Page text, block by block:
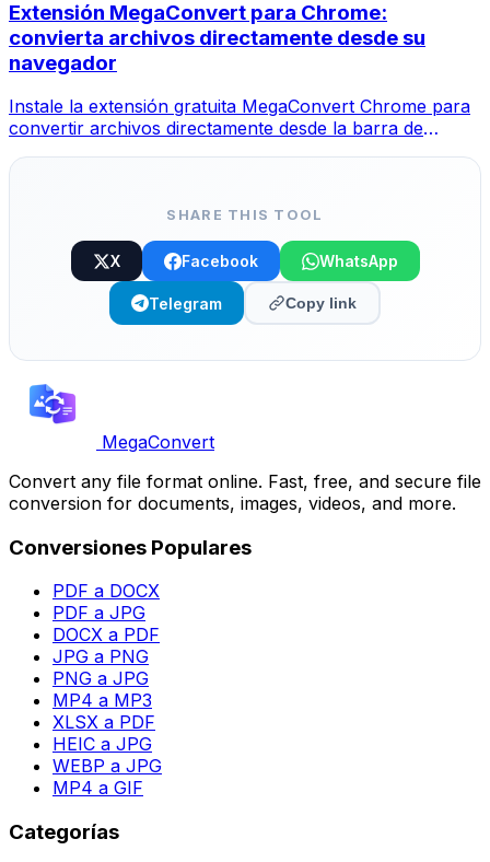
Extensión MegaConvert para Chrome:
convierta archivos directamente desde su
navegador
Instale la extensión gratuita MegaConvert Chrome para
convertir archivos directamente desde la barra de
cualquier archivo para convertir y acceda a todas las
SHARE THIS TOOL
X Facebook WhatsApp
Telegram Copy link
MegaConvert
Convert any file format online. Fast, free, and secure file
conversion for documents, images, videos, and more.
Conversiones Populares
PDF a DOCX
PDF a JPG
DOCX a PDF
JPG a PNG
PNG a JPG
MP4 a MP3
XLSX a PDF
HEIC a JPG
WEBP a JPG
MP4 a GIF
Categorías